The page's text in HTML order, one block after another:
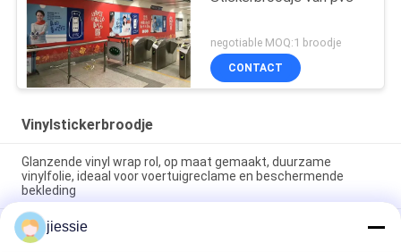
negotiable MOQ:1 broodje
CONTACT
Vinylstickerbroodje
Glanzende vinyl wrap rol, op maat gemaakt, duurzame
vinylfolie, ideaal voor voertuigreclame en beschermende
bekleding
Breedbord Intrekbare rolreklame Aluminiumbanner Stand Roll
Up Display 85x200cm
jiessie